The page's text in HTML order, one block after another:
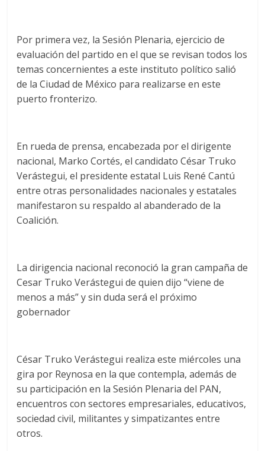
Por primera vez, la Sesión Plenaria, ejercicio de
evaluación del partido en el que se revisan todos los
temas concernientes a este instituto político salió
de la Ciudad de México para realizarse en este
puerto fronterizo.
En rueda de prensa, encabezada por el dirigente
nacional, Marko Cortés, el candidato César Truko
Verástegui, el presidente estatal Luis René Cantú
entre otras personalidades nacionales y estatales
manifestaron su respaldo al abanderado de la
Coalición.
La dirigencia nacional reconoció la gran campaña de
Cesar Truko Verástegui de quien dijo “viene de
menos a más” y sin duda será el próximo
gobernador
César Truko Verástegui realiza este miércoles una
gira por Reynosa en la que contempla, además de
su participación en la Sesión Plenaria del PAN,
encuentros con sectores empresariales, educativos,
sociedad civil, militantes y simpatizantes entre
otros.